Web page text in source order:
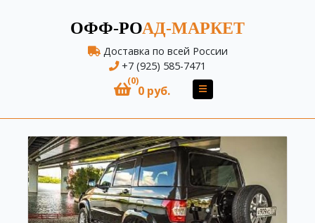
ОФФ-РОАД-МАРКЕТ
Доставка по всей России
+7 (925) 585-7471
(0)
0 руб.